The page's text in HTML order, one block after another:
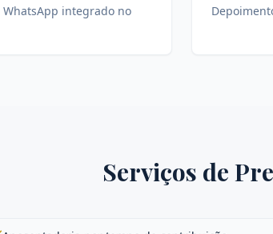
WhatsApp integrado no
Serviços de